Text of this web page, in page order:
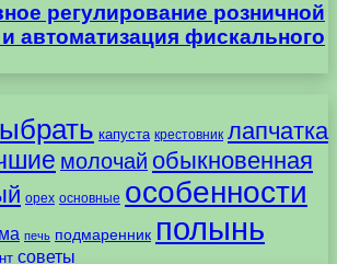
регулирование розничной
автоматизация фискального
капуста крестовник лапчатка
молочай обыкновенная
орех основные особенности
печь подмаренник полынь
советы